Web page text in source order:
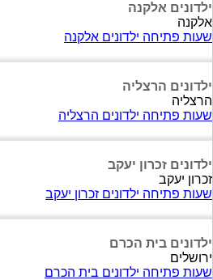
ילדונים אלקנה
אלקנה
שעות פתיחה ילדונים אלקנה
ילדונים הרצליה
הרצליה
שעות פתיחה ילדונים הרצליה
ילדונים זכרון יעקב
זכרון יעקב
שעות פתיחה ילדונים זכרון יעקב
ילדונים בית הכרם
ירושלים
שעות פתיחה ילדונים בית הכרם